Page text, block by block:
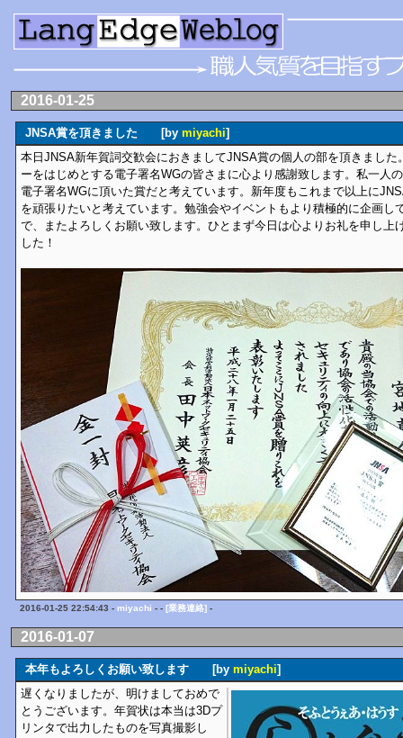
2016-01-25
JNSA賞を頂きました [by miyachi]
本日JNSA新年賀詞交歓会におきましてJNSA賞の個人の部を頂きました
ーをはじめとする電子署名WGの皆さまに心より感謝致します。私一人
電子署名WGに頂いた賞だと考えています。新年度もこれまで以上に
を頑張りたいと考えています。勉強会やイベントもより積極的に企画し
で、またよろしくお願い致します。ひとまず今日は心よりお礼を申し上
した！
2016-01-25 22:54:43 - miyachi - - [業務連絡] -
2016-01-07
本年もよろしくお願い致します [by miyachi]
遅くなりましたが、明けましておめで
とうございます。年賀状は本当は3Dプ
リンタで出力したものを写真撮影し